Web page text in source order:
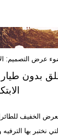
عرض التصميم:
الخفيف
نختبر بها